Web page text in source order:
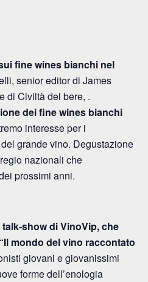
fine wines bianchi nel
senior editor di James
di Civiltà del bere, .
dei fine wines bianchi
interesse per i
grande vino. Degustazione
nazionali che
prossimi anni.
show di VinoVip, che
mondo del vino raccontato
giovani e giovanissimi
forme dell’enologia